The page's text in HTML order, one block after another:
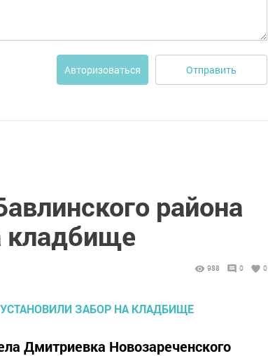
Авторизоваться Отправить
района
кладбище
988 0 0
Дмитриевка Новозареченского